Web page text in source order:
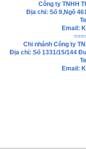
Công ty TNHH
Địa chỉ: Số 9,Ngõ
Email:
Chi nhánh Công ty
Địa chỉ: Số 1331/15/144
Email: